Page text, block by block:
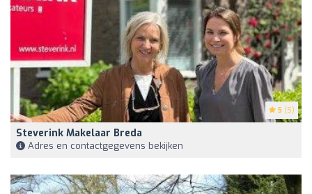
5 (5)
Steverink Makelaar Breda
Adres en contactgegevens bekijken